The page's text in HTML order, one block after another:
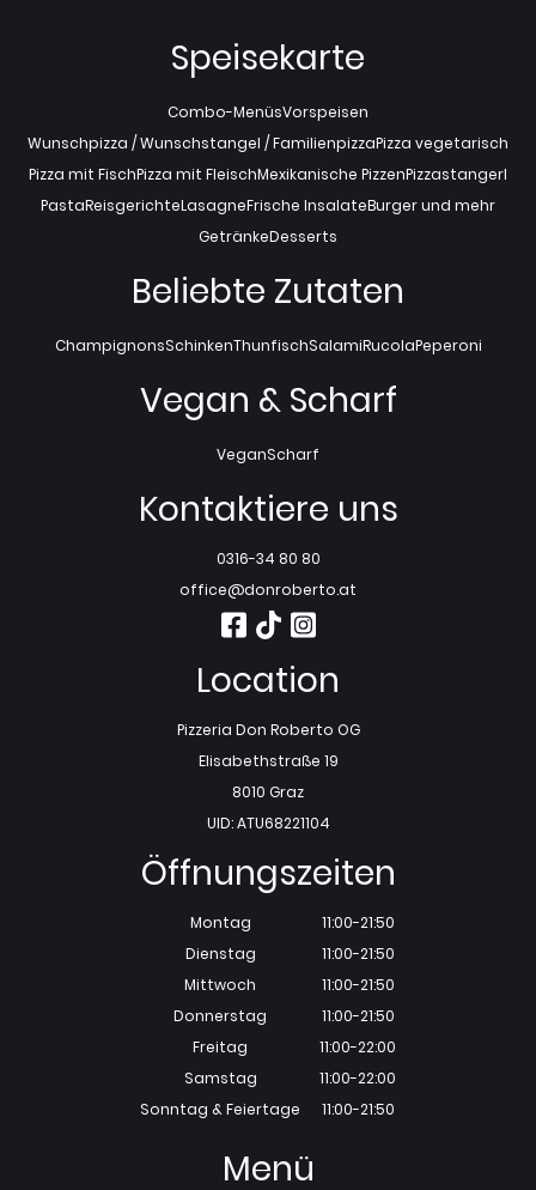
Speisekarte
Combo-MenüsVorspeisen
Wunschpizza / Wunschstangel / FamilienpizzaPizza vegetarisch
Pizza mit FischPizza mit FleischMexikanische PizzenPizzastangerl
PastaReisgerichteLasagneFrische InsalateBurger und mehr
GetränkeDesserts
Beliebte Zutaten
ChampignonsSchinkenThunfischSalamiRucolaPeperoni
Vegan & Scharf
VeganScharf
Kontaktiere uns
0316-34 80 80
office@donroberto.at
Location
Pizzeria Don Roberto OG
Elisabethstraße 19
8010 Graz
UID: ATU68221104
Öffnungszeiten
Montag
Dienstag
Mittwoch
Donnerstag
Freitag
Samstag
Sonntag & Feiertage
11:00-21:50
11:00-21:50
11:00-21:50
11:00-21:50
11:00-22:00
11:00-22:00
11:00-21:50
Menü